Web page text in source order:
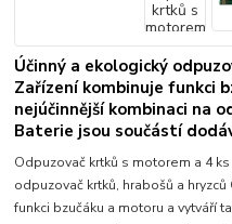
Účinný a ekologický
Zařízení kombinuje funkci
nejúčinnější kombinaci na
Baterie jsou součástí
Odpuzovač krtků s motorem a 4
odpuzovač krtků, hrabošů a hryzců
funkci bzučáku a motoru a vytváří